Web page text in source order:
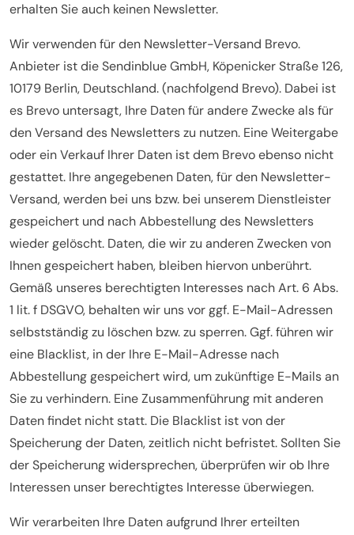
erhalten Sie auch keinen Newsletter.
Wir verwenden für den Newsletter-Versand Brevo.
Anbieter ist die Sendinblue GmbH, Köpenicker Straße 126,
10179 Berlin, Deutschland. (nachfolgend Brevo). Dabei ist
es Brevo untersagt, Ihre Daten für andere Zwecke als für
den Versand des Newsletters zu nutzen. Eine Weitergabe
oder ein Verkauf Ihrer Daten ist dem Brevo ebenso nicht
gestattet. Ihre angegebenen Daten, für den Newsletter-
Versand, werden bei uns bzw. bei unserem Dienstleister
gespeichert und nach Abbestellung des Newsletters
wieder gelöscht. Daten, die wir zu anderen Zwecken von
Ihnen gespeichert haben, bleiben hiervon unberührt.
Gemäß unseres berechtigten Interesses nach Art. 6 Abs.
1 lit. f DSGVO, behalten wir uns vor ggf. E-Mail-Adressen
selbstständig zu löschen bzw. zu sperren. Ggf. führen wir
eine Blacklist, in der Ihre E-Mail-Adresse nach
Abbestellung gespeichert wird, um zukünftige E-Mails an
Sie zu verhindern. Eine Zusammenführung mit anderen
Daten findet nicht statt. Die Blacklist ist von der
Speicherung der Daten, zeitlich nicht befristet. Sollten Sie
der Speicherung widersprechen, überprüfen wir ob Ihre
Interessen unser berechtigtes Interesse überwiegen.
Wir verarbeiten Ihre Daten aufgrund Ihrer erteilten